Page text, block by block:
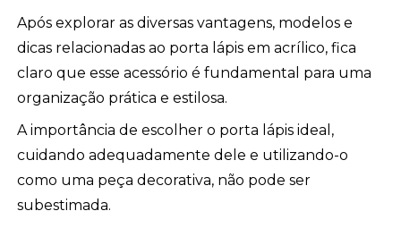
Após explorar as diversas vantagens, modelos e
dicas relacionadas ao porta lápis em acrílico, fica
claro que esse acessório é fundamental para uma
organização prática e estilosa.
A importância de escolher o porta lápis ideal,
cuidando adequadamente dele e utilizando-o
como uma peça decorativa, não pode ser
subestimada.